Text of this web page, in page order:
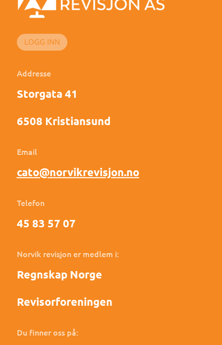
LOGG INN
Addresse
Storgata 41
6508 Kristiansund
Email
cato@norvikrevisjon.no
Telefon
45 83 57 07
Norvik revisjon er medlem i:
Regnskap Norge
Revisorforeningen
Du finner oss på: